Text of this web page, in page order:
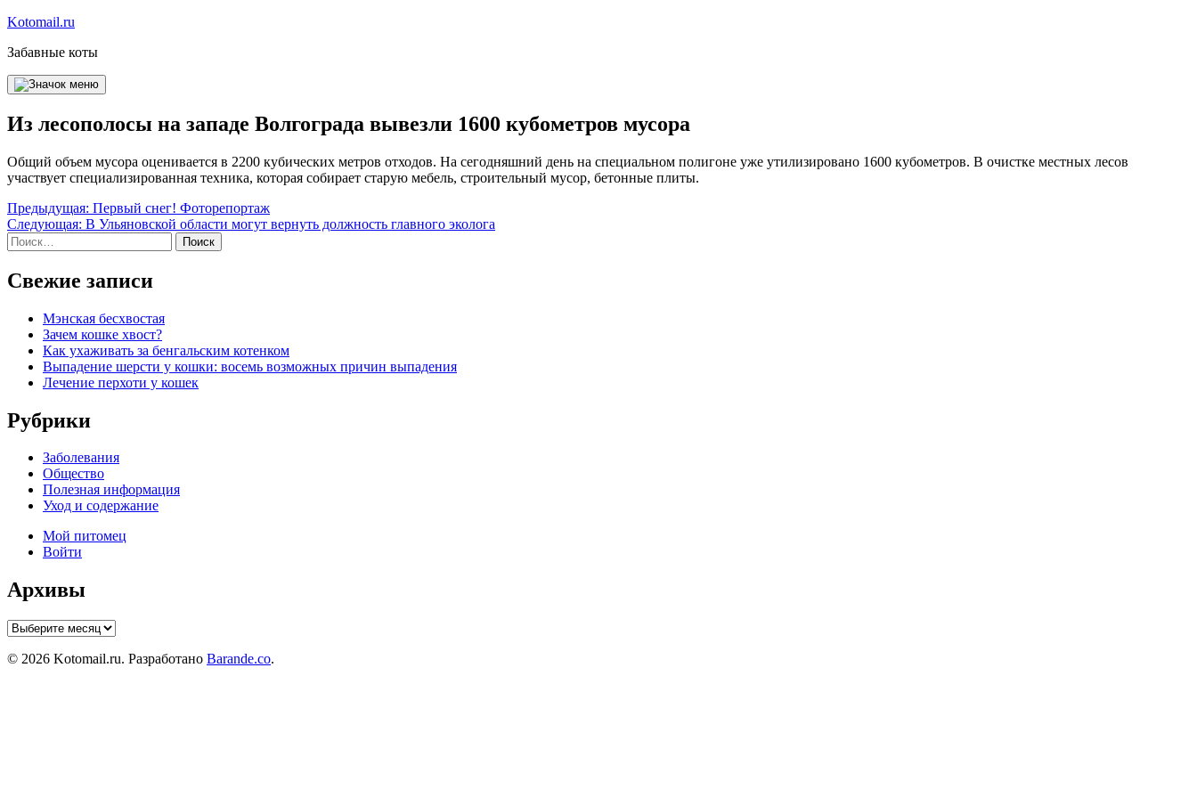
Перейти
содержимому
Kotomail.ru
Забавные коты
Из лесополосы на западе Волгограда вывезли 1600 кубометров мусора
Общий объем мусора оценивается в 2200 кубических метров отходов. На сегодняшний день на специальном полигоне уже утилизировано 1600 кубометров. В очистке местных лесов
участвует специализированная техника, которая собирает старую мебель, строительный мусор, бетонные плиты.
Навигация
по
записям
Предыдущая: Первый снег! Фоторепортаж
Следующая: В Ульяновской области могут вернуть должность главного эколога
Найти:
Свежие записи
Мэнская бесхвостая
Зачем кошке хвост?
Как ухаживать за бенгальским котенком
Выпадение шерсти у кошки: восемь возможных причин выпадения
Лечение перхоти у кошек
Рубрики
Заболевания
Общество
Полезная информация
Уход и содержание
Мой питомец
Войти
Архивы
Архивы
© 2026 Kotomail.ru. Разработано Barande.co.